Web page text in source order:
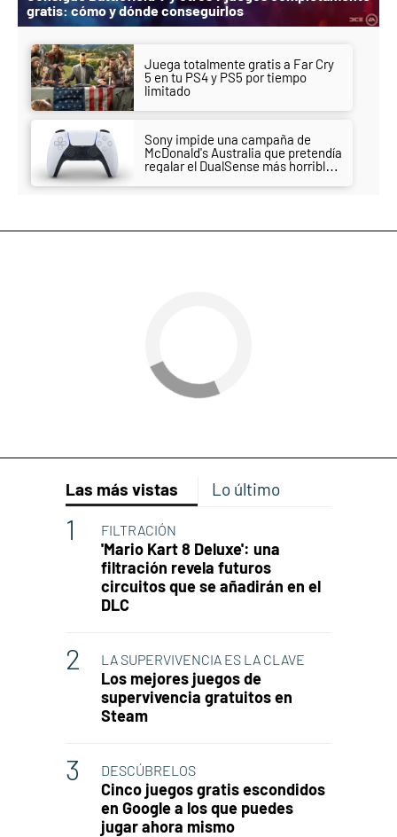
gratis: cómo y dónde conseguirlos
Juega totalmente gratis a Far Cry
5 en tu PS4 y PS5 por tiempo
limitado
Sony impide una campaña de
McDonald's Australia que pretendía
regalar el DualSense más horrible
Las más vistas Lo último
FILTRACIÓN
'Mario Kart 8 Deluxe': una
filtración revela futuros
circuitos que se añadirán en el
DLC
LA SUPERVIVENCIA ES LA CLAVE
Los mejores juegos de
supervivencia gratuitos en
Steam
DESCÚBRELOS
Cinco juegos gratis escondidos
en Google a los que puedes
jugar ahora mismo